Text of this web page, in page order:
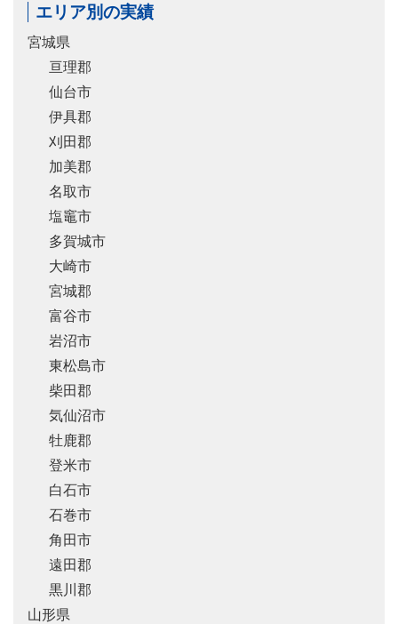
エリア別の実績
宮城県
亘理郡
仙台市
伊具郡
刈田郡
加美郡
名取市
塩竈市
多賀城市
大崎市
宮城郡
富谷市
岩沼市
東松島市
柴田郡
気仙沼市
牡鹿郡
登米市
白石市
石巻市
角田市
遠田郡
黒川郡
山形県